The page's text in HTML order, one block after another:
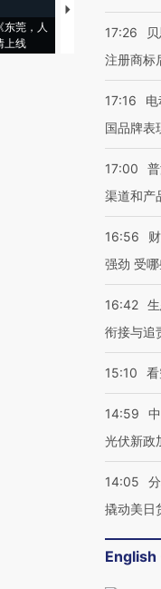
东莞，人
上线
【推广】走进第四
会，让数智科技“
17:26
注册商标
17:16
国品牌表
17:00
渠道和产
16:56
强劲 受
16:42
衔接与追
15:10
14:59
光伏新政
14:05
撬动美日
English